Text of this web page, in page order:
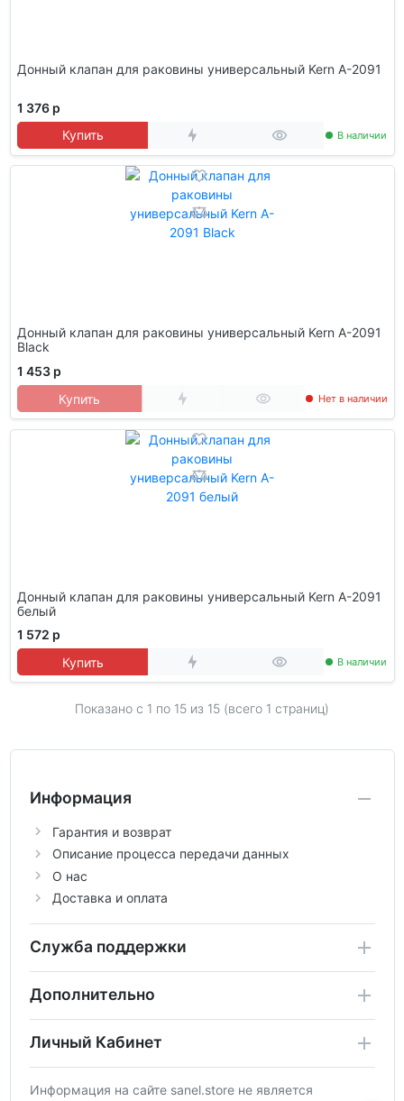
Донный клапан для раковины универсальный Kern A-2091
1 376 р
Купить
В наличии
Донный клапан для раковины универсальный Kern A-2091
Black
1 453 р
Купить
Нет в наличии
Донный клапан для раковины универсальный Kern A-2091
белый
1 572 р
Купить
В наличии
Показано с 1 по 15 из 15 (всего 1 страниц)
Информация
Гарантия и возврат
Описание процесса передачи данных
О нас
Доставка и оплата
Служба поддержки
Дополнительно
Личный Кабинет
Информация на сайте sanel.store не является